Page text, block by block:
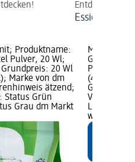
Entdecken Sie
Essigreiniger
Produktname:
Pulver, 20 Wl;
20 Wl
Marke von dm
ätzend;
Status Grün
Grau dm Markt
Marke:
Preis: 1,25
(4,17 € je 1
Lieferbar,
wählen